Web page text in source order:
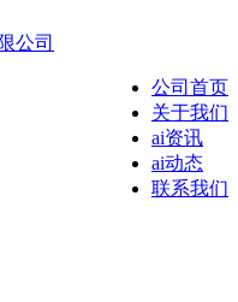
公司首页
关于我们
ai资讯
ai动态
联系我们